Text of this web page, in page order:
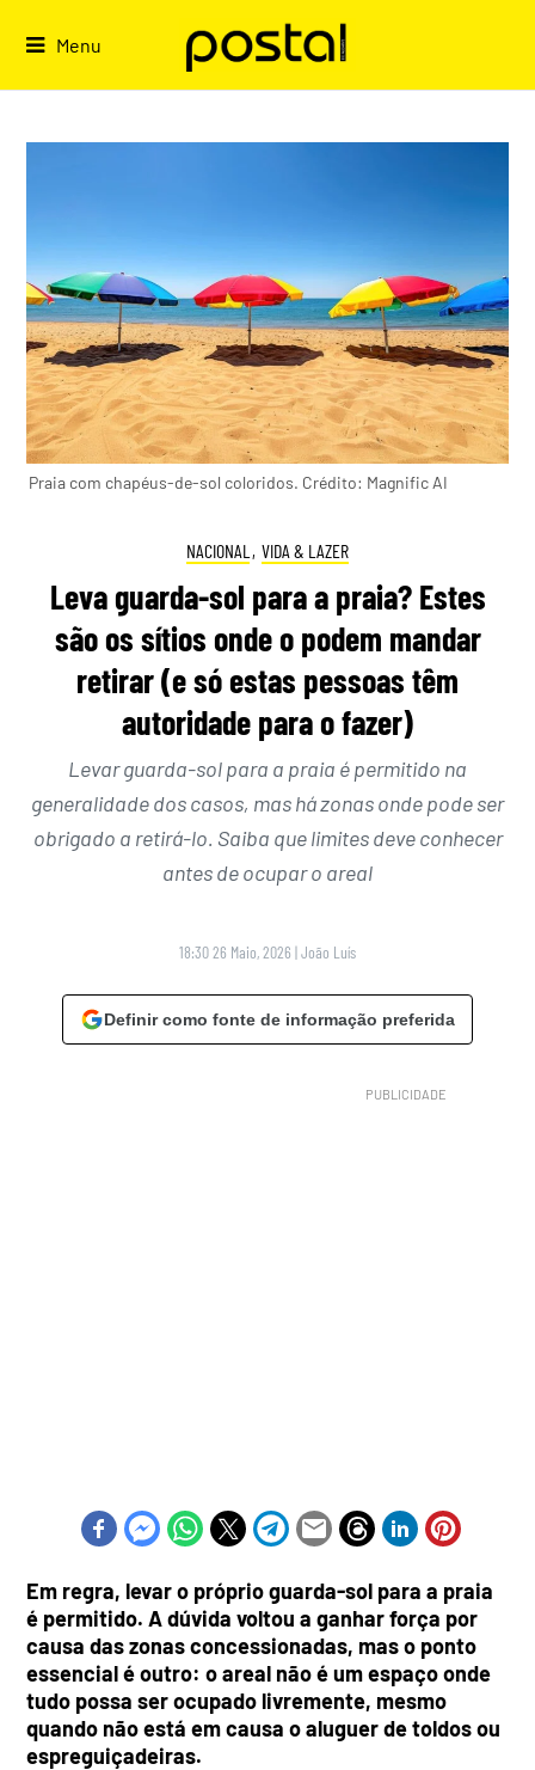
Menu
Praia com chapéus-de-sol coloridos. Crédito: Magnific AI
NACIONAL , VIDA & LAZER
Leva guarda-sol para a praia? Estes
são os sítios onde o podem mandar
retirar (e só estas pessoas têm
autoridade para o fazer)
Levar guarda-sol para a praia é permitido na
generalidade dos casos, mas há zonas onde pode ser
obrigado a retirá-lo. Saiba que limites deve conhecer
antes de ocupar o areal
18:30 26 Maio, 2026 |João Luís
Definir como fonte de informação preferida
Em regra, levar o próprio guarda-sol para a praia
é permitido. A dúvida voltou a ganhar força por
causa das zonas concessionadas, mas o ponto
essencial é outro: o areal não é um espaço onde
tudo possa ser ocupado livremente, mesmo
quando não está em causa o aluguer de toldos ou
espreguiçadeiras.